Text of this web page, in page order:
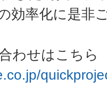
効率化に是非
わせはこちら